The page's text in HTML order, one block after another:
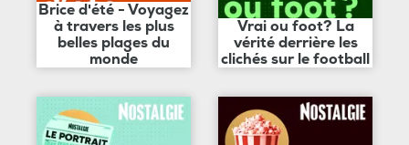
Brice d'été - Voyagez
à travers les plus
belles plages du
monde
Vrai ou foot? La
vérité derrière les
clichés sur le football